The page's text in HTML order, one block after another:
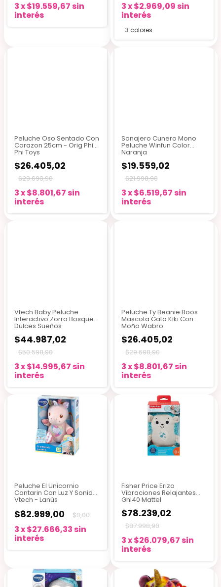
3x$19.559,67 sin
interés
3x$2.969,09 sin
interés
3 colores
Peluche Oso Sentado Con
Corazon 25cm - Orig Phi
Phi Toys
$26.405,02
$29.698,90
3x$8.801,67 sin
interés
Sonajero Cunero Mono
Peluche Winfun Color
Naranja
$19.559,02
$21.998,90
3x$6.519,67 sin
interés
Vtech Baby Peluche
Interactivo Zorro Bosque
Dulces Sueños
$44.987,02
$50.598,90
3x$14.995,67 sin
interés
Peluche Ty Beanie Boos
Mascota Gato Kiki Con
Moño Wabro
$26.405,02
$29.698,90
3x$8.801,67 sin
interés
Peluche El Unicornio
Cantarin Con Luz Y Sonido
Vtech - Lanús
$82.999,00 $0,00
3x$27.666,33 sin
interés
Fisher Price Erizo
Vibraciones Relajantes
Ghl40 Mattel
$78.239,02
$87.998,90
3x$26.079,67 sin
interés